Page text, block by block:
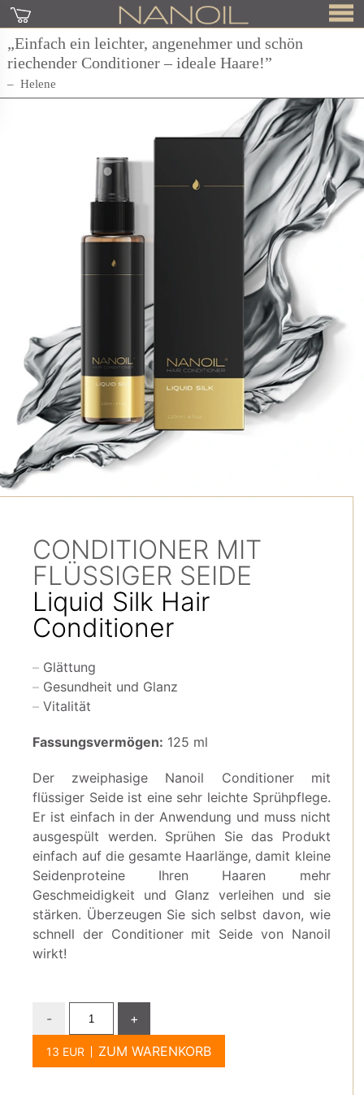
„Einfach ein leichter, angenehmer und schön
riechender Conditioner – ideale Haare!”
Helene
CONDITIONER MIT
FLÜSSIGER SEIDE
Liquid Silk Hair
Conditioner
Glättung
Gesundheit und Glanz
Vitalität
Fassungsvermögen: 125 ml
Der zweiphasige Nanoil Conditioner mit
flüssiger Seide ist eine sehr leichte Sprühpflege.
Er ist einfach in der Anwendung und muss nicht
ausgespült werden. Sprühen Sie das Produkt
einfach auf die gesamte Haarlänge, damit kleine
Seidenproteine Ihren Haaren mehr
Geschmeidigkeit und Glanz verleihen und sie
stärken. Überzeugen Sie sich selbst davon, wie
schnell der Conditioner mit Seide von Nanoil
wirkt!
-
+
ZUM WARENKORB